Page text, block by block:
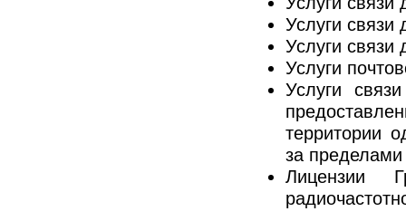
Услуги
Услуги
Услуги
Услуги
территории
за
Лицензии